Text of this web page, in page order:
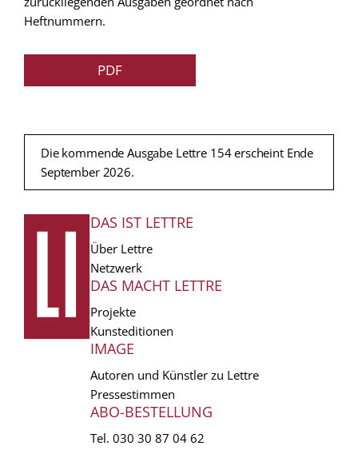
Heftnummern.
PDF
Die kommende Ausgabe Lettre 154 erscheint Ende
September 2026.
FUSSZEILE
DAS IST LETTRE
Über Lettre
Netzwerk
DAS MACHT LETTRE
Projekte
Kunsteditionen
IMAGE
Autoren und Künstler zu Lettre
Pressestimmen
ABO-BESTELLUNG
Tel. 030 30 87 04 62